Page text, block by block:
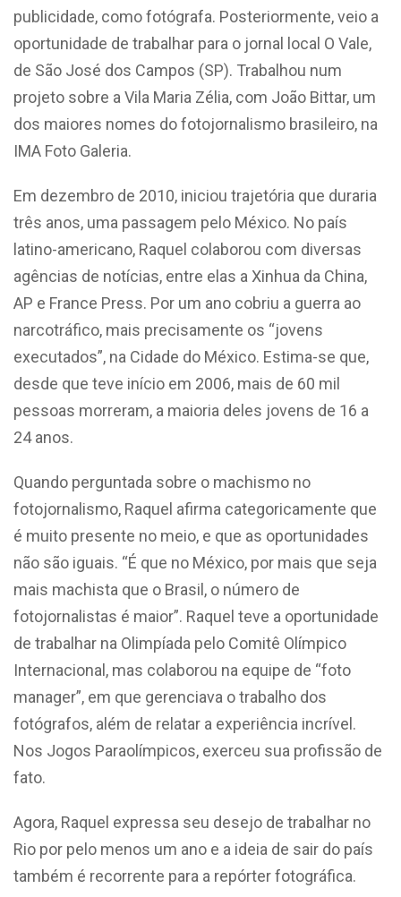
publicidade, como fotógrafa. Posteriormente, veio a
oportunidade de trabalhar para o jornal local O Vale,
de São José dos Campos (SP). Trabalhou num
projeto sobre a Vila Maria Zélia, com João Bittar, um
dos maiores nomes do fotojornalismo brasileiro, na
IMA Foto Galeria.
Em dezembro de 2010, iniciou trajetória que duraria
três anos, uma passagem pelo México. No país
latino-americano, Raquel colaborou com diversas
agências de notícias, entre elas a Xinhua da China,
AP e France Press. Por um ano cobriu a guerra ao
narcotráfico, mais precisamente os “jovens
executados”, na Cidade do México. Estima-se que,
desde que teve início em 2006, mais de 60 mil
pessoas morreram, a maioria deles jovens de 16 a
24 anos.
Quando perguntada sobre o machismo no
fotojornalismo, Raquel afirma categoricamente que
é muito presente no meio, e que as oportunidades
não são iguais. “É que no México, por mais que seja
mais machista que o Brasil, o número de
fotojornalistas é maior”. Raquel teve a oportunidade
de trabalhar na Olimpíada pelo Comitê Olímpico
Internacional, mas colaborou na equipe de “foto
manager”, em que gerenciava o trabalho dos
fotógrafos, além de relatar a experiência incrível.
Nos Jogos Paraolímpicos, exerceu sua profissão de
fato.
Agora, Raquel expressa seu desejo de trabalhar no
Rio por pelo menos um ano e a ideia de sair do país
também é recorrente para a repórter fotográfica.